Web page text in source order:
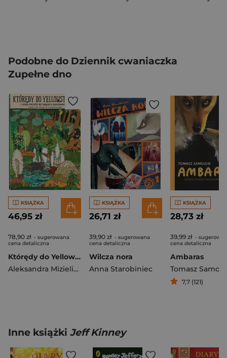
Podobne do Dziennik cwaniaczka
Zupełne dno
KSIĄŻKA
46,95 zł
78,90 zł - sugerowana
cena detaliczna
Którędy do Yellowstone? Dzika podróż po parkach narodowych
Aleksandra Mizielińska
,Daniel Mizieliński
KSIĄŻKA
26,71 zł
39,90 zł - sugerowana
cena detaliczna
Wilcza nora
Anna Starobiniec
KSIĄŻKA
28,73 zł
39,99 zł -
cena detaliczna
Ambaras
Tomasz
7,7 (121)
Inne książki Jeff Kinney